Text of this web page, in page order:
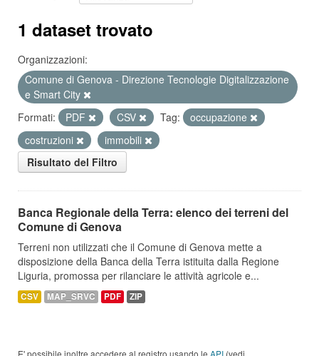
1 dataset trovato
Organizzazioni:
Comune di Genova - Direzione Tecnologie Digitalizzazione
e Smart City
Formati:
PDF CSV Tag:
occupazione
costruzioni
immobili
Risultato del Filtro
Banca Regionale della Terra: elenco dei terreni del
Comune di Genova
Terreni non utilizzati che il Comune di Genova mette a
disposizione della Banca della Terra istituita dalla Regione
Liguria, promossa per rilanciare le attività agricole e...
CSV MAP_SRVC PDF ZIP
E' possibile inoltre accedere al registro usando le API (vedi